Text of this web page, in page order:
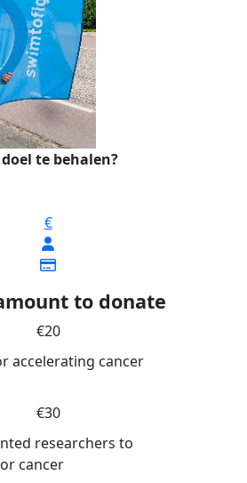
te behalen?
€
to donate
€20
accelerating cancer
€30
researchers to
cancer